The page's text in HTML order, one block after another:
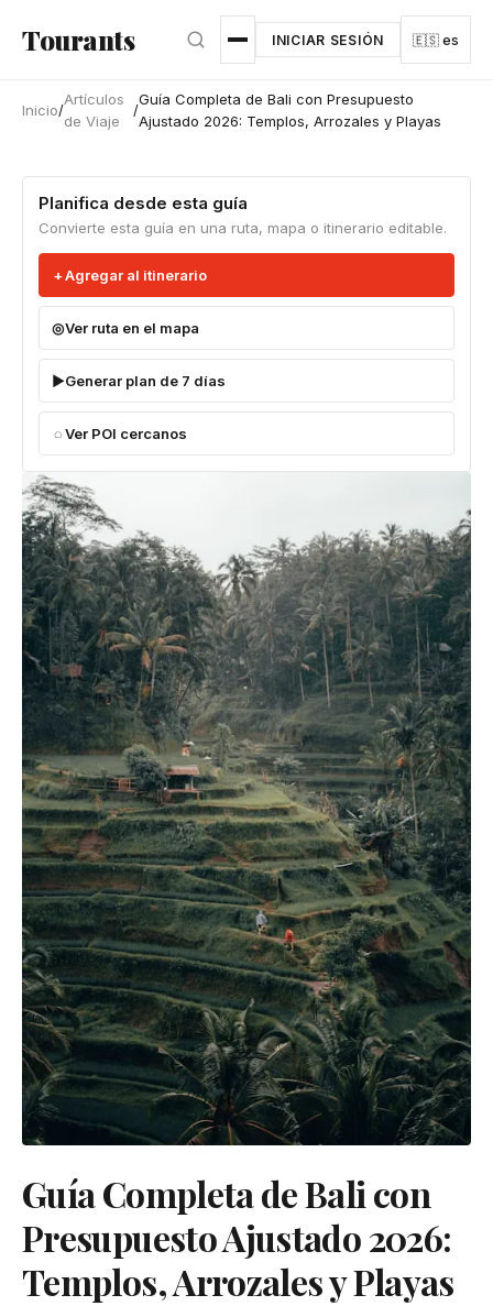
Tourants INICIAR SESIÓN 🇪🇸 es
Inicio/
Artículos
de Viaje
/
Guía Completa de Bali con Presupuesto
Ajustado 2026: Templos, Arrozales y Playas
Planifica desde esta guía
Convierte esta guía en una ruta, mapa o itinerario editable.
Agregar al itinerario
Ver ruta en el mapa
Generar plan de 7 días
Ver POI cercanos
Guía Completa de Bali con
Presupuesto Ajustado 2026:
Templos, Arrozales y Playas